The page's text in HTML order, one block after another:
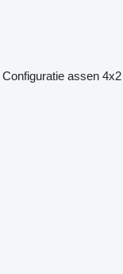
Configuratie assen 4x2